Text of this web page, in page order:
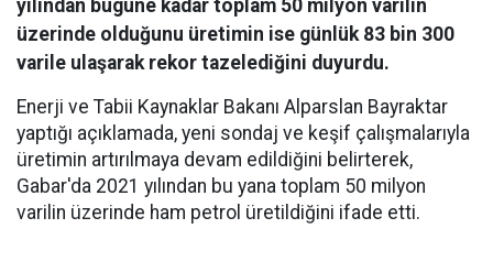
yılından bugüne kadar toplam 50 milyon varilin
üzerinde olduğunu üretimin ise günlük 83 bin 300
varile ulaşarak rekor tazelediğini duyurdu.
Enerji ve Tabii Kaynaklar Bakanı Alparslan Bayraktar
yaptığı açıklamada, yeni sondaj ve keşif çalışmalarıyla
üretimin artırılmaya devam edildiğini belirterek,
Gabar'da 2021 yılından bu yana toplam 50 milyon
varilin üzerinde ham petrol üretildiğini ifade etti.